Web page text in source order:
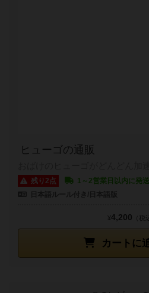
ヒューゴの通販
残り2点
1～2営業日以内に発送
カートに
¥4,200 （税